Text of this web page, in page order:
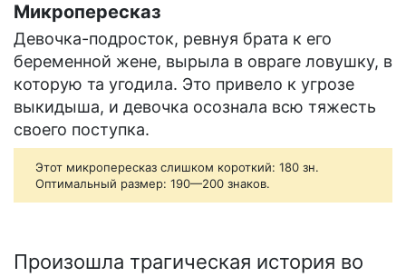
Микропересказ
Девочка-подросток, ревнуя брата к его
беременной жене, вырыла в овраге ловушку, в
которую та угодила. Это привело к угрозе
выкидыша, и девочка осознала всю тяжесть
своего поступка.
Этот микропересказ слишком короткий: 180 зн.
Оптимальный размер: 190—200 знаков.
Произошла трагическая история во